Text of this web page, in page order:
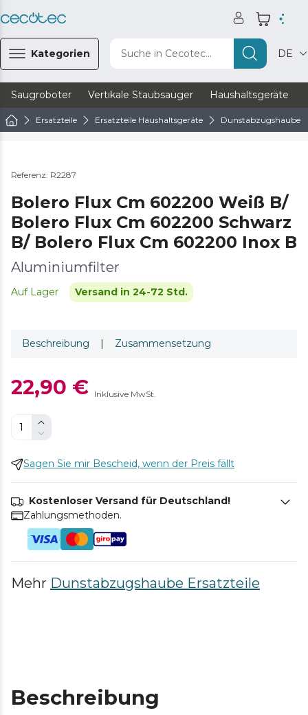
Kategorien Suche in Cecotec... DE
Saugroboter Vertikale Staubsauger Haushaltsgeräte
Ersatzteile Ersatzteile Haushaltsgeräte Dunstabzugshaube
Referenz: R2287
Bolero Flux Cm ​​602200 Weiß B/
Bolero Flux Cm ​​602200 Schwarz
B/ Bolero Flux Cm ​​602200 Inox B
Aluminiumfilter
Auf Lager Versand in 24-72 Std.
Beschreibung | Zusammensetzung
22,90 € Inklusive MwSt.
Sagen Sie mir Bescheid, wenn der Preis fällt
Kostenloser Versand für Deutschland!
Zahlungsmethoden.
Mehr Dunstabzugshaube Ersatzteile
Beschreibung